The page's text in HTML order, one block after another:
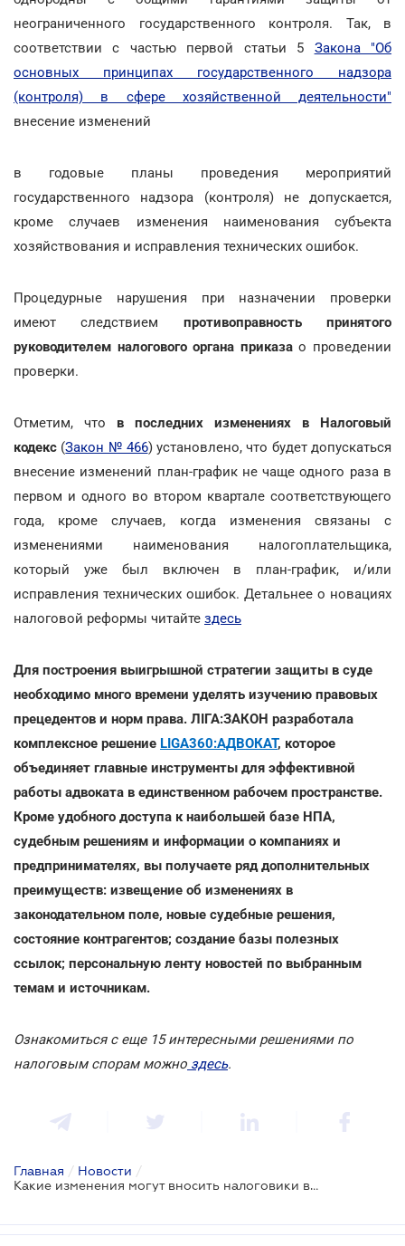
неограниченного государственного контроля. Так, в
соответствии с частью первой статьи 5 Закона "Об
основных принципах государственного надзора
(контроля) в сфере хозяйственной деятельности"
внесение изменений
в годовые планы проведения мероприятий
государственного надзора (контроля) не допускается,
кроме случаев изменения наименования субъекта
хозяйствования и исправления технических ошибок.
Процедурные нарушения при назначении проверки
имеют следствием противоправность принятого
руководителем налогового органа приказао проведении
проверки.
Отметим, что в последних изменениях в Налоговый
кодекс (Закон № 466) установлено, что будет допускаться
внесение изменений план-график не чаще одного раза в
первом и одного во втором квартале соответствующего
года, кроме случаев, когда изменения связаны с
изменениями наименования налогоплательщика,
который уже был включен в план-график, и/или
исправления технических ошибок. Детальнее о новациях
налоговой реформы читайте здесь
Для построения выигрышной стратегии защиты в суде
необходимо много времени уделять изучению правовых
прецедентов и норм права. ЛІГА:ЗАКОН разработала
комплексное решение LIGA360:АДВОКАТ, которое
объединяет главные инструменты для эффективной
работы адвоката в единственном рабочем пространстве.
Кроме удобного доступа к наибольшей базе НПА,
судебным решениям и информации о компаниях и
предпринимателях, вы получаете ряд дополнительных
преимуществ: извещение об изменениях в
законодательном поле, новые судебные решения,
состояние контрагентов; создание базы полезных
ссылок; персональную ленту новостей по выбранным
темам и источникам.
Ознакомиться с еще 15 интересными решениями по
налоговым спорам можно здесь.
Главная / Новости /
Какие изменения могут вносить налоговики в обнародованный план-график: Верховный Суд